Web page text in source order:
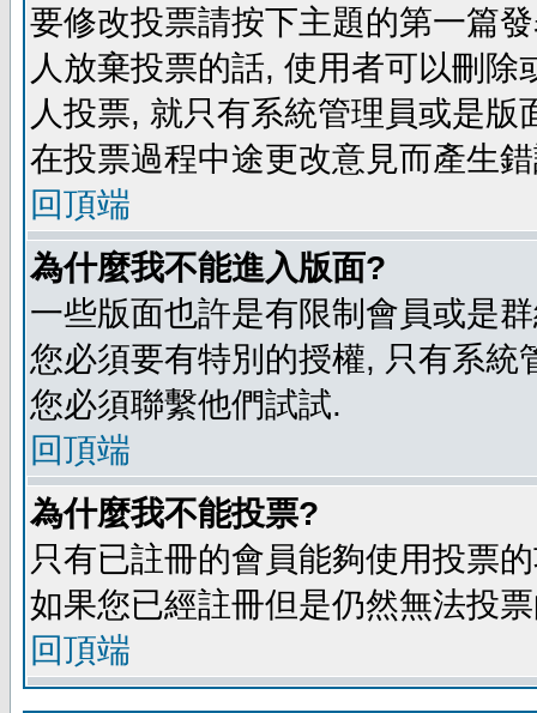
要修改投票請按下主題的第一篇
人放棄投票的話, 使用者可以刪
人投票, 就只有系統管理員或是
在投票過程中途更改意見而產生
回頂端
為什麼我不能進入版面?
一些版面也許是有限制會員或是
您必須要有特別的授權, 只有系
您必須聯繫他們試試.
回頂端
為什麼我不能投票?
只有已註冊的會員能夠使用投票
如果您已經註冊但是仍然無法投
回頂端